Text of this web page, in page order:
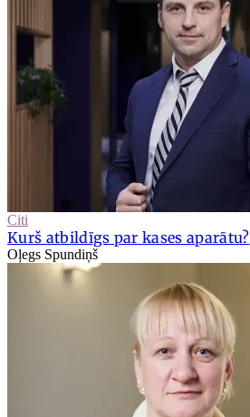
Citi
Kurš atbildīgs par kases aparātu?
Oļegs Spundiņš